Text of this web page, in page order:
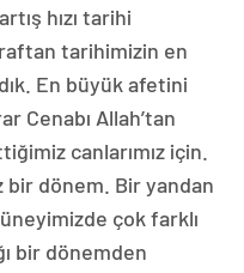
hızı tarihi
tarihimizin en
En büyük afetini
Cenabı Allah’tan
canlarımız için.
bir dönem. Bir yandan
çok farklı
bir dönemden